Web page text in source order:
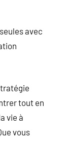
avec
tout en
vie à
vous